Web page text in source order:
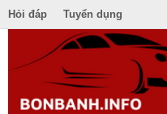
Hỏi đáp Tuyển dụng